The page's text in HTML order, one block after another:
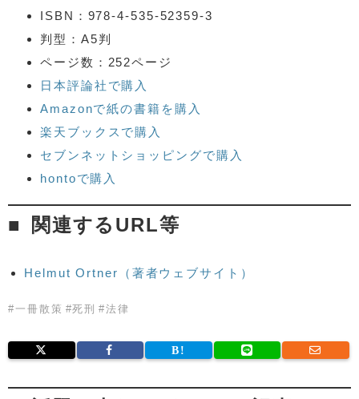
ISBN：978-4-535-52359-3
判型：A5判
ページ数：252ページ
日本評論社で購入
Amazonで紙の書籍を購入
楽天ブックスで購入
セブンネットショッピングで購入
hontoで購入
関連するURL等
Helmut Ortner（著者ウェブサイト）
# 一冊散策 #死刑 #法律